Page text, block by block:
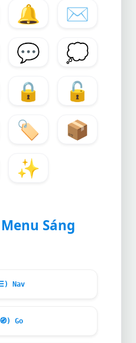
🔔
✉
💬
💭
🔒
🔓
🏷
📦
✨
Sáng
Nav
🧭) Go